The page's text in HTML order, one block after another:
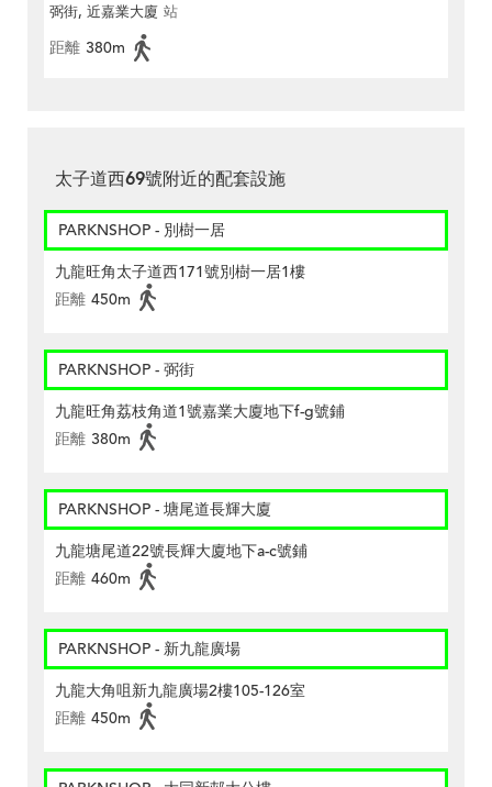
弼街, 近嘉業大廈 站
距離 380m
太子道西69號附近的配套設施
PARKNSHOP - 別樹一居
九龍旺角太子道西171號別樹一居1樓
距離 450m
PARKNSHOP - 弼街
九龍旺角荔枝角道1號嘉業大廈地下f-g號鋪
距離 380m
PARKNSHOP - 塘尾道長輝大廈
九龍塘尾道22號長輝大廈地下a-c號鋪
距離 460m
PARKNSHOP - 新九龍廣場
九龍大角咀新九龍廣場2樓105-126室
距離 450m